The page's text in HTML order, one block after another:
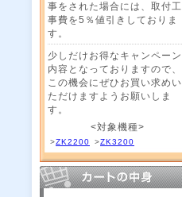
事をされた場合には、取付工
事費を5％値引きしておりま
す。
少しだけお得なキャンペーン
内容となっておりますので、
この機会にぜひお買い求めい
ただけますようお願いしま
す。
<対象機種>
>ZK2200 >ZK3200